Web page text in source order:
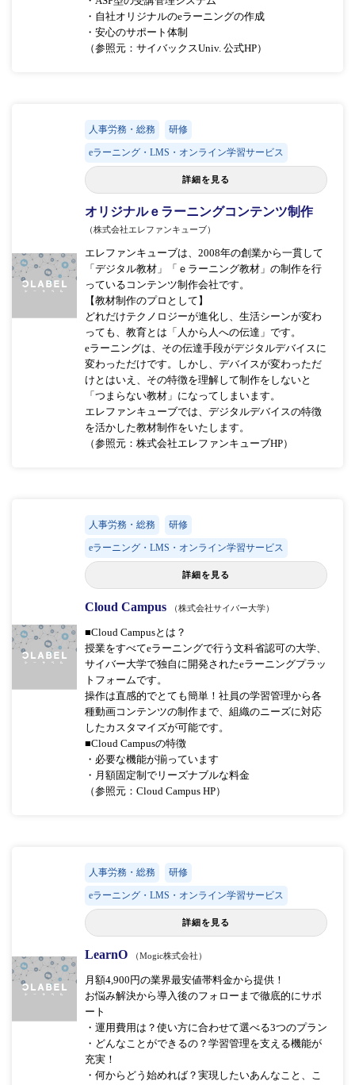
・自社オリジナルのeラーニングの作成
・安心のサポート体制
（参照元：サイバックスUniv. 公式HP）
人事労務・総務 研修
eラーニング・LMS・オンライン学習サービス
詳細を見る
オリジナルｅラーニングコンテンツ制作
（株式会社エレファンキューブ）
エレファンキューブは、2008年の創業から一貫して
「デジタル教材」「ｅラーニング教材」の制作を行
っているコンテンツ制作会社です。
【教材制作のプロとして】
どれだけテクノロジーが進化し、生活シーンが変わ
っても、教育とは「人から人への伝達」です。
eラーニングは、その伝達手段がデジタルデバイスに
変わっただけです。しかし、デバイスが変わっただ
けとはいえ、その特徴を理解して制作をしないと
「つまらない教材」になってしまいます。
エレファンキューブでは、デジタルデバイスの特徴
を活かした教材制作をいたします。
（参照元：株式会社エレファンキューブHP）
人事労務・総務 研修
eラーニング・LMS・オンライン学習サービス
詳細を見る
Cloud Campus （株式会社サイバー大学）
■Cloud Campusとは？
授業をすべてeラーニングで行う文科省認可の大学、
サイバー大学で独自に開発されたeラーニングプラッ
トフォームです。
操作は直感的でとても簡単！社員の学習管理から各
種動画コンテンツの制作まで、組織のニーズに対応
したカスタマイズが可能です。
■Cloud Campusの特徴
・必要な機能が揃っています
・月額固定制でリーズナブルな料金
（参照元：Cloud Campus HP）
人事労務・総務 研修
eラーニング・LMS・オンライン学習サービス
詳細を見る
LearnO （Mogic株式会社）
月額4,900円の業界最安値帯料金から提供！
お悩み解決から導入後のフォローまで徹底的にサポ
ート
・運用費用は？使い方に合わせて選べる3つのプラン
・どんなことができるの？学習管理を支える機能が
充実！
・何からどう始めれば？実現したいあんなこと、こ